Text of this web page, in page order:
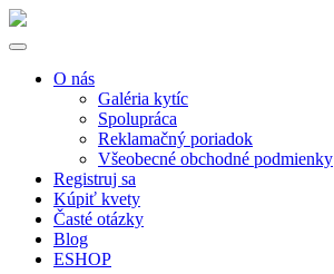
O nás
Galéria kytíc
Spolupráca
Reklamačný poriadok
Všeobecné obchodné podmienky
Registruj sa
Kúpiť kvety
Časté otázky
Blog
ESHOP